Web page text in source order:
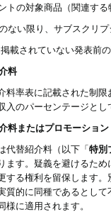
トの対象商品（関連す
ない限り、サブスクリ
載されていない発表前
料
料率表に記載された制限
入のパーセンテージとし
料またはプロモーション
代替紹介料（以下「特別
ます。疑義を避けるた
する権利を留保します
質的に同種であるとし
に適用されます。